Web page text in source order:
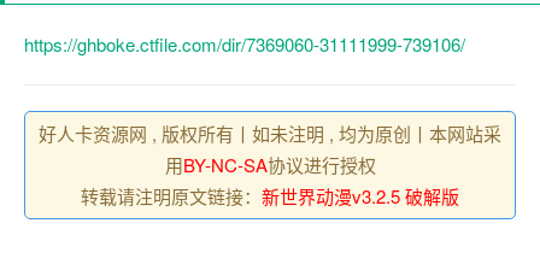
https://ghboke.ctfile.com/dir/7369060-31111999-739106/
好人卡资源网 , 版权所有丨如未注明 , 均为原创丨本网站采
用BY-NC-SA协议进行授权
转载请注明原文链接： 新世界动漫v3.2.5 破解版